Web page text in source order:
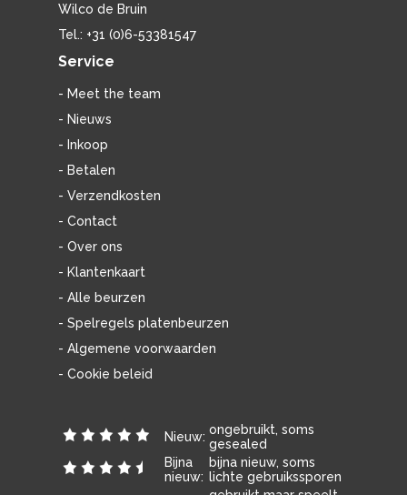
Wilco de Bruin
Tel.: +31 (0)6-53381547
Service
- Meet the team
- Nieuws
- Inkoop
- Betalen
- Verzendkosten
- Contact
- Over ons
- Klantenkaart
- Alle beurzen
- Spelregels platenbeurzen
- Algemene voorwaarden
- Cookie beleid
Nieuw: ongebruikt, soms
gesealed
Bijna
nieuw:
bijna nieuw, soms
lichte gebruikssporen